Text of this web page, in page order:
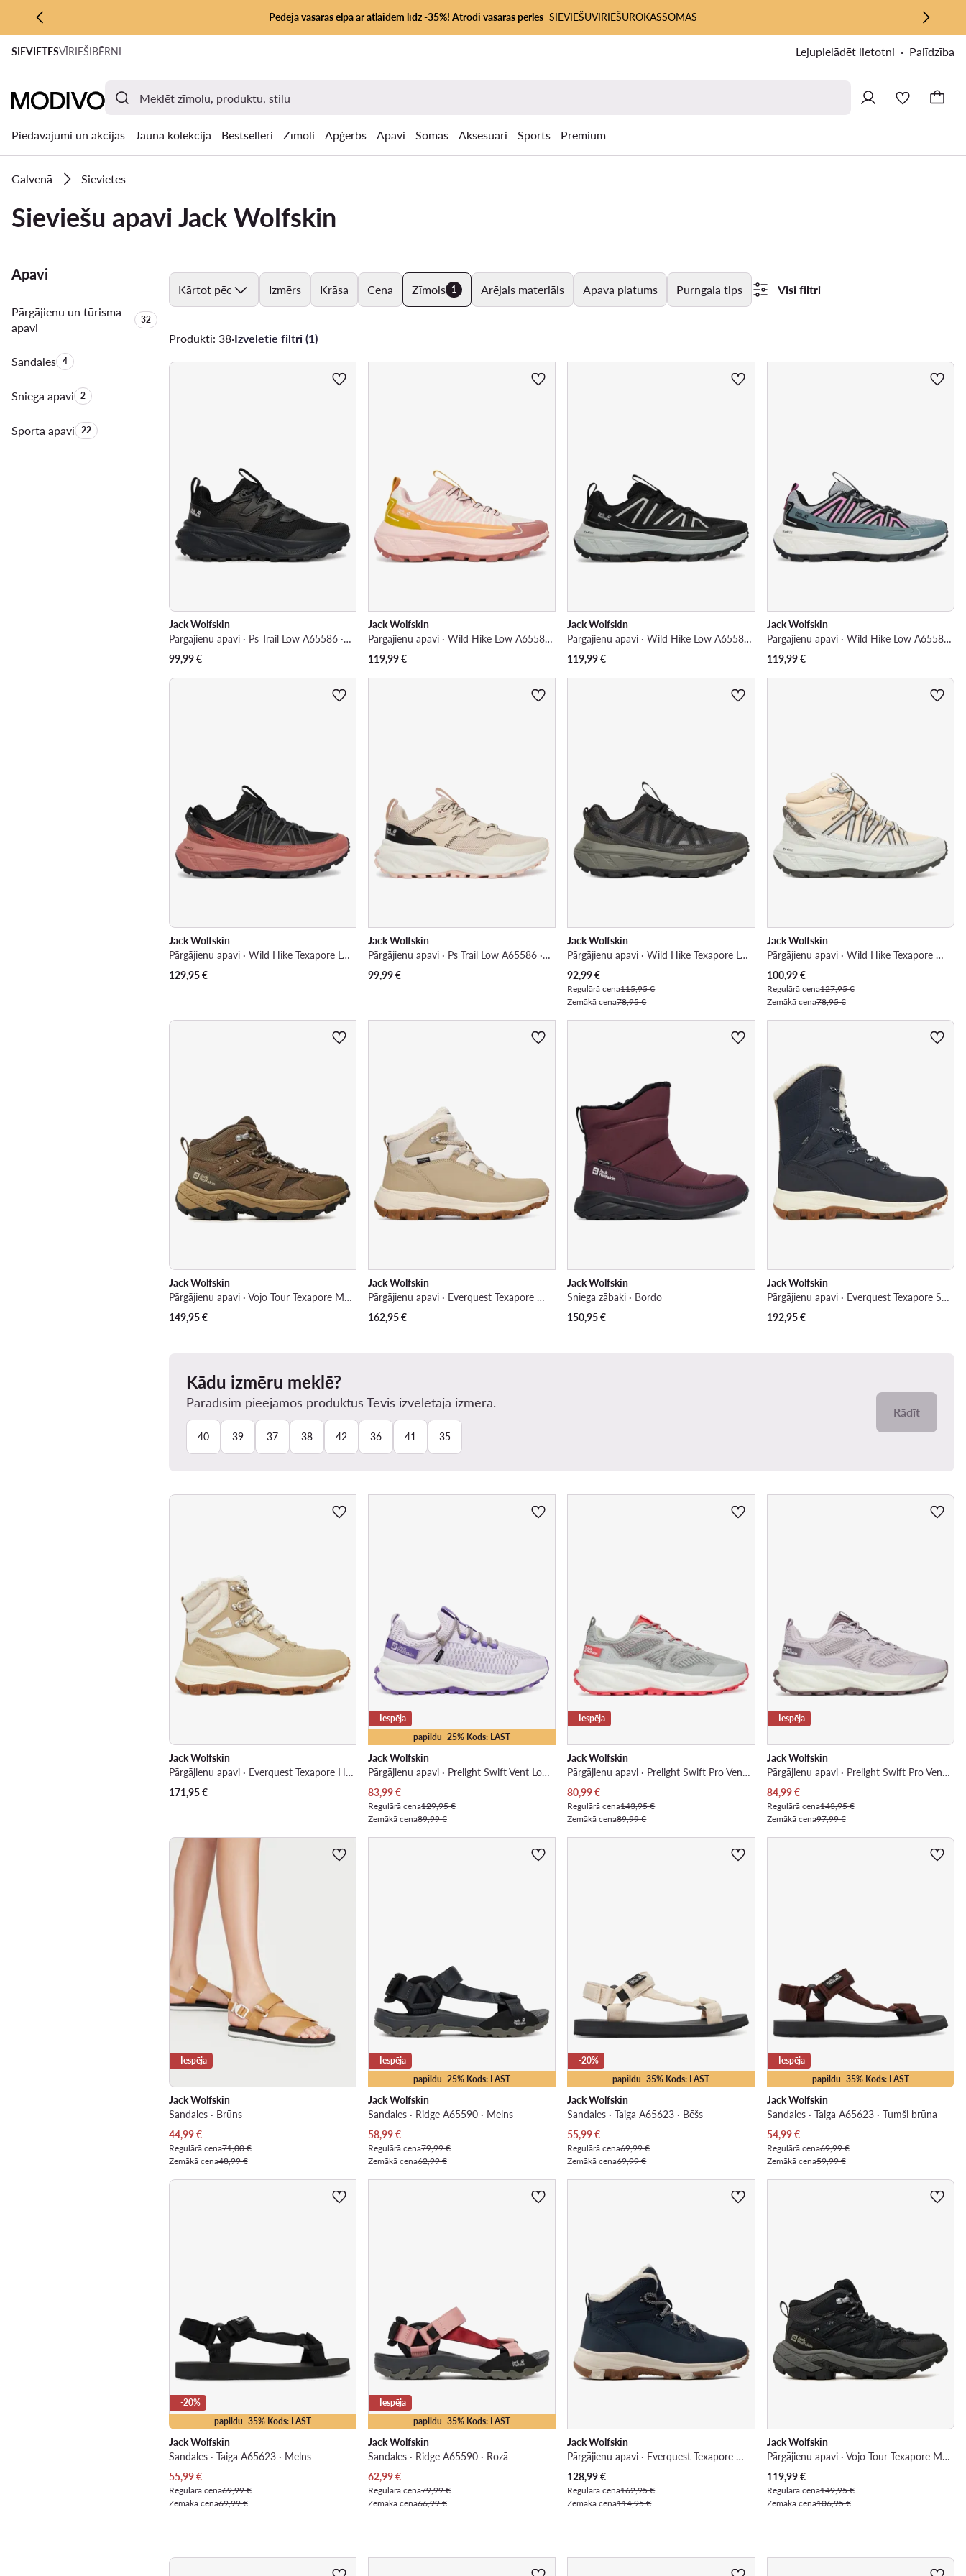
PĀRIET UZ GALVENO SATURU
PĀRIET UZ MEKLĒŠANU
Pēdējā vasaras elpa ar atlaidēm līdz -35%! Atrodi vasaras pērles SIEVIEŠUVĪRIEŠUROKASSOMAS
SIEVIETESVĪRIEŠIBĒRNI Lejupielādēt lietotni Palīdzība
Piedāvājumi un akcijas Jauna kolekcija Bestselleri Zīmoli Apģērbs Apavi Somas Aksesuāri Sports Premium
Galvenā Sievietes
Sieviešu apavi Jack Wolfskin
Apavi
Pārgājienu un tūrisma
apavi
Produktu skaits:
32
SandalesProduktu skaits:
4
Sniega apaviProduktu skaits:
2
Sporta apaviProduktu skaits:
22
Kārtot pēc Izmērs Krāsa Cena Zīmols 1 Ārējais materiāls Apava platums Purngala tips Visi filtri
Produkti: 38·Izvēlētie filtri (1)
Jack Wolfskin
Pārgājienu apavi · Ps Trail Low A65586 · Melns
99,99€
Jack Wolfskin
Pārgājienu apavi · Wild Hike Low A65582 · Rozā
119,99€
Jack Wolfskin
Pārgājienu apavi · Wild Hike Low A65582 · Melns
119,99€
Jack Wolfskin
Pārgājienu apavi · Wild Hike Low A65582 · Pelēks
119,99€
Jack Wolfskin
Pārgājienu apavi · Wild Hike Texapore Low A65581 · Melns
129,95€
Jack Wolfskin
Pārgājienu apavi · Ps Trail Low A65586 · Bēšs
99,99€
Jack Wolfskin
Pārgājienu apavi · Wild Hike Texapore Low M A65581 6156 · Melns
Pašreizējā cena
92,99€
Regulārā cena115,95 €
Zemākā cena78,95 €
Jack Wolfskin
Pārgājienu apavi · Wild Hike Texapore Mid A65580 · Écru
Pašreizējā cena
100,99€
Regulārā cena127,95 €
Zemākā cena78,95 €
Jack Wolfskin
Pārgājienu apavi · Vojo Tour Texapore Mid W A62071 · Brūns
149,95€
Jack Wolfskin
Pārgājienu apavi · Everquest Texapore Mid 4053581 · Bēšs
162,95€
Jack Wolfskin
Sniega zābaki · Bordo
150,95€
Jack Wolfskin
Pārgājienu apavi · Everquest Texapore Snow High 4053601 · Tumši zils
192,95€
Kādu izmēru meklē?
Parādīsim pieejamos produktus Tevis izvēlētajā izmērā.
40 39 37 38 42 36 41 35
Rādīt
Jack Wolfskin
Pārgājienu apavi · Everquest Texapore High 4053591 · Bēšs
171,95€
papildu -25% Kods: LAST
Iespēja
Jack Wolfskin
Pārgājienu apavi · Prelight Swift Vent Low A64085 · Violets
Pašreizējā cena
83,99€
Regulārā cena129,95 €
Zemākā cena89,99 €
Iespēja
Jack Wolfskin
Pārgājienu apavi · Prelight Swift Pro Vent Low A64086 · Koraļļu
Pašreizējā cena
80,99€
Regulārā cena143,95 €
Zemākā cena89,99 €
Iespēja
Jack Wolfskin
Pārgājienu apavi · Prelight Swift Pro Vent Low A64086 · Violets
Pašreizējā cena
84,99€
Regulārā cena143,95 €
Zemākā cena97,99 €
Iespēja
Jack Wolfskin
Sandales · Brūns
Pašreizējā cena
44,99€
Regulārā cena71,00 €
Zemākā cena48,99 €
papildu -25% Kods: LAST
Iespēja
Jack Wolfskin
Sandales · Ridge A65590 · Melns
Pašreizējā cena
58,99€
Regulārā cena79,99 €
Zemākā cena62,99 €
papildu -35% Kods: LAST
-20%
Jack Wolfskin
Sandales · Taiga A65623 · Bēšs
Pašreizējā cena
55,99€
Regulārā cena69,99 €
Zemākā cena69,99 €
papildu -35% Kods: LAST
Iespēja
Jack Wolfskin
Sandales · Taiga A65623 · Tumši brūna
Pašreizējā cena
54,99€
Regulārā cena69,99 €
Zemākā cena59,99 €
papildu -35% Kods: LAST
-20%
Jack Wolfskin
Sandales · Taiga A65623 · Melns
Pašreizējā cena
55,99€
Regulārā cena69,99 €
Zemākā cena69,99 €
papildu -35% Kods: LAST
Iespēja
Jack Wolfskin
Sandales · Ridge A65590 · Rozā
Pašreizējā cena
62,99€
Regulārā cena79,99 €
Zemākā cena66,99 €
Jack Wolfskin
Pārgājienu apavi · Everquest Texapore Mid W 4053581 1171 080 · Tumši zils
Pašreizējā cena
128,99€
Regulārā cena162,95 €
Zemākā cena114,95 €
Jack Wolfskin
Pārgājienu apavi · Vojo Tour Texapore Mid W A62071 · Pelēks
Pašreizējā cena
119,99€
Regulārā cena149,95 €
Zemākā cena106,95 €